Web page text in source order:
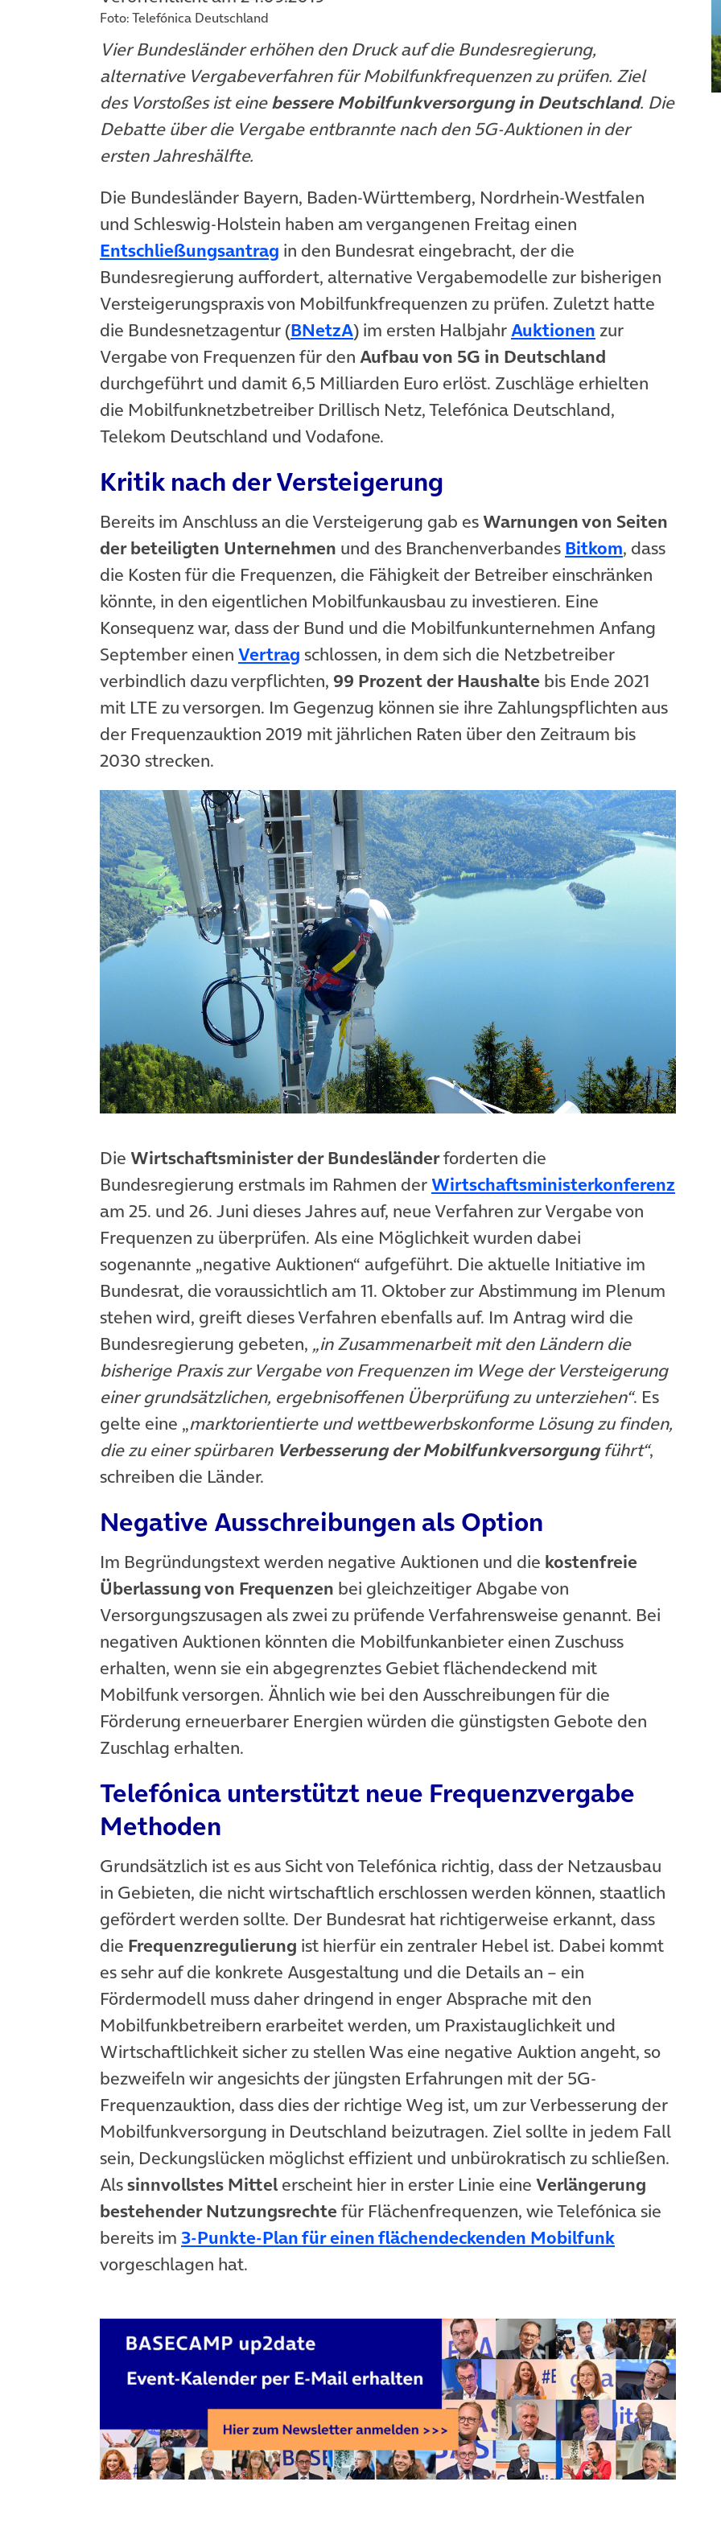
Foto: Telefónica Deutschland
Vier Bundesländer erhöhen den Druck auf die Bundesregierung,
alternative Vergabeverfahren für Mobilfunkfrequenzen zu prüfen. Ziel
des Vorstoßes ist einebessere Mobilfunkversorgung in Deutschland. Die
Debatte über die Vergabe entbrannte nach den 5G-Auktionen in der
ersten Jahreshälfte.
Die Bundesländer Bayern, Baden-Württemberg, Nordrhein-Westfalen
und Schleswig-Holstein haben am vergangenen Freitag einen
Entschließungsantrag (öffnet in neuem Tab)
in den Bundesrat eingebracht, der die
Bundesregierung auffordert, alternative Vergabemodelle zur bisherigen
Versteigerungspraxis von Mobilfunkfrequenzen zu prüfen. Zuletzt hatte
die Bundesnetzagentur (BNetzA(öffnet in neuem Tab)
) im ersten HalbjahrAuktionen (öffnet in
zur
Vergabe von Frequenzen für den Aufbau von 5G in Deutschland
durchgeführt und damit 6,5 Milliarden Euro erlöst. Zuschläge erhielten
die Mobilfunknetzbetreiber Drillisch Netz, Telefónica Deutschland,
Telekom Deutschland und Vodafone.
Kritik nach der Versteigerung
Bereits im Anschluss an die Versteigerung gab es Warnungen von Seiten
der beteiligten Unternehmen und des Branchenverbandes Bitkom(öffnet in
, dass
die Kosten für die Frequenzen, die Fähigkeit der Betreiber einschränken
könnte, in den eigentlichen Mobilfunkausbau zu investieren. Eine
Konsequenz war, dass der Bund und die Mobilfunkunternehmen Anfang
September einen Vertrag (öffnet in neuem Tab)
schlossen, in dem sich die Netzbetreiber
verbindlich dazu verpflichten, 99 Prozent der Haushalte bis Ende 2021
mit LTE zu versorgen. Im Gegenzug können sie ihre Zahlungspflichten aus
der Frequenzauktion 2019 mit jährlichen Raten über den Zeitraum bis
2030 strecken.
Die Wirtschaftsminister der Bundesländerforderten die
Bundesregierung erstmals im Rahmen der Wirtschaftsministerkonferenz
am 25. und 26. Juni dieses Jahres auf, neue Verfahren zur Vergabe von
Frequenzen zu überprüfen. Als eine Möglichkeit wurden dabei
sogenannte „negative Auktionen“ aufgeführt. Die aktuelle Initiative im
Bundesrat, die voraussichtlich am 11. Oktober zur Abstimmung im Plenum
stehen wird, greift dieses Verfahren ebenfalls auf. Im Antrag wird die
Bundesregierung gebeten, „in Zusammenarbeit mit den Ländern die
bisherige Praxis zur Vergabe von Frequenzen im Wege der Versteigerung
einer grundsätzlichen, ergebnisoffenen Überprüfung zu unterziehen“. Es
gelte eine „marktorientierte und wettbewerbskonforme Lösung zu finden,
die zu einer spürbaren Verbesserung der Mobilfunkversorgungführt“,
schreiben die Länder.
Negative Ausschreibungen als Option
Im Begründungstext werden negative Auktionen und die kostenfreie
Überlassung von Frequenzen bei gleichzeitiger Abgabe von
Versorgungszusagen als zwei zu prüfende Verfahrensweise genannt. Bei
negativen Auktionen könnten die Mobilfunkanbieter einen Zuschuss
erhalten, wenn sie ein abgegrenztes Gebiet flächendeckend mit
Mobilfunk versorgen. Ähnlich wie bei den Ausschreibungen für die
Förderung erneuerbarer Energien würden die günstigsten Gebote den
Zuschlag erhalten.
Telefónica unterstützt neue Frequenzvergabe
Methoden
Grundsätzlich ist es aus Sicht von Telefónica richtig, dass der Netzausbau
in Gebieten, die nicht wirtschaftlich erschlossen werden können, staatlich
gefördert werden sollte. Der Bundesrat hat richtigerweise erkannt, dass
die Frequenzregulierung ist hierfür ein zentraler Hebel ist. Dabei kommt
es sehr auf die konkrete Ausgestaltung und die Details an – ein
Fördermodell muss daher dringend in enger Absprache mit den
Mobilfunkbetreibern erarbeitet werden, um Praxistauglichkeit und
Wirtschaftlichkeit sicher zu stellen Was eine negative Auktion angeht, so
bezweifeln wir angesichts der jüngsten Erfahrungen mit der 5G-
Frequenzauktion, dass dies der richtige Weg ist, um zur Verbesserung der
Mobilfunkversorgung in Deutschland beizutragen. Ziel sollte in jedem Fall
sein, Deckungslücken möglichst effizient und unbürokratisch zu schließen.
Alssinnvollstes Mittelerscheint hier in erster Linie eine Verlängerung
bestehender Nutzungsrechtefür Flächenfrequenzen, wie Telefónica sie
bereits im 3-Punkte-Plan für einen flächendeckenden Mobilfunk(öffnet in
vorgeschlagen hat.